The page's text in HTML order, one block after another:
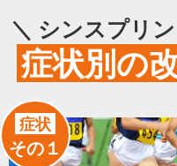
＼ シンスプリ
症状別の
症状
その１